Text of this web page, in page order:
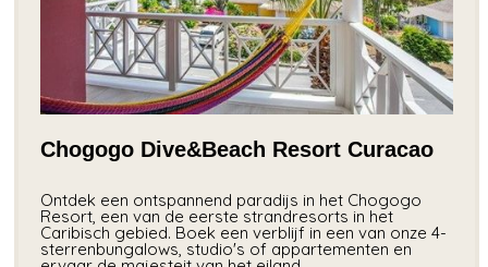
Chogogo Dive&Beach Resort Curacao
Ontdek een ontspannend paradijs in het Chogogo
Resort, een van de eerste strandresorts in het
Caribisch gebied. Boek een verblijf in een van onze 4-
sterrenbungalows, studio's of appartementen en